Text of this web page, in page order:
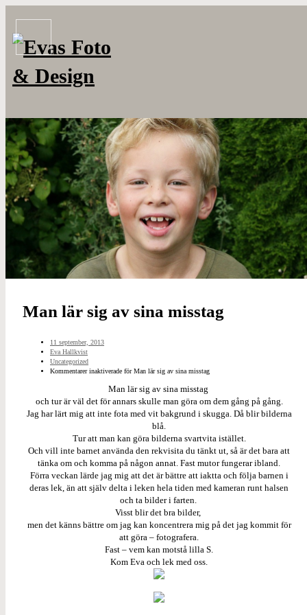
Man lär sig av sina misstag
11 september, 2013
Eva Hallkvist
Uncategorized
Kommentarer inaktiverade för Man lär sig av sina misstag
Man lär sig av sina misstag
och tur är väl det för annars skulle man göra om dem gång på gång.
Jag har lärt mig att inte fota med vit bakgrund i skugga. Då blir bilderna
blå.
Tur att man kan göra bilderna svartvita istället.
Och vill inte barnet använda den rekvisita du tänkt ut, så är det bara att
tänka om och komma på någon annat. Fast mutor fungerar ibland.
Förra veckan lärde jag mig att det är bättre att iaktta och följa barnen i
deras lek, än att själv delta i leken hela tiden med kameran runt halsen
och ta bilder i farten.
Visst blir det bra bilder,
men det känns bättre om jag kan koncentrera mig på det jag kommit för
att göra – fotografera.
Fast – vem kan motstå lilla S.
Kom Eva och lek med oss.